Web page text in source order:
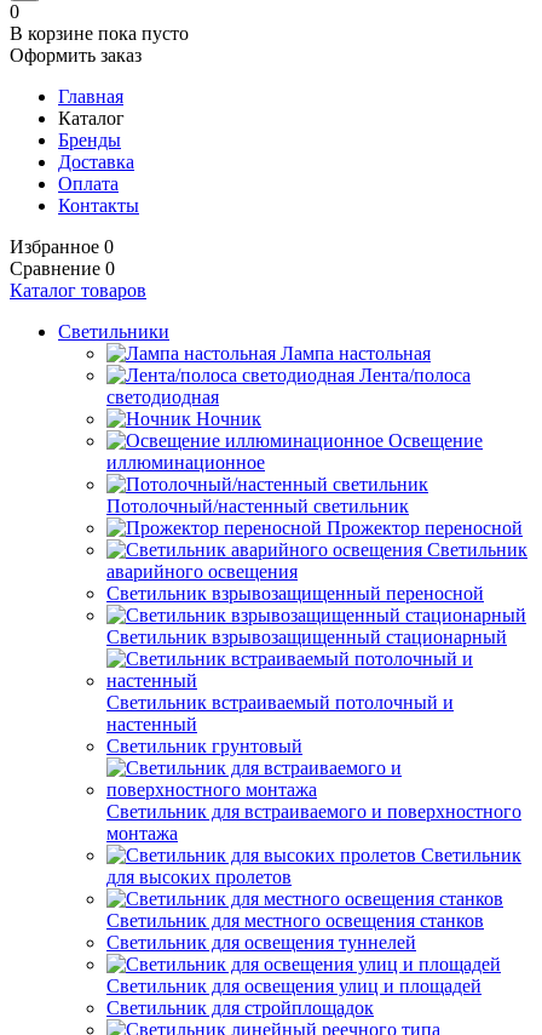
0
В корзине пока пусто
Оформить заказ
Главная
Каталог
Бренды
Доставка
Оплата
Контакты
Избранное 0
Сравнение 0
Каталог товаров
Светильники
Лампа настольная
Лента/полоса
светодиодная
Ночник
Освещение
иллюминационное
Потолочный/настенный светильник
Прожектор переносной
Светильник
аварийного освещения
Светильник взрывозащищенный переносной
Светильник взрывозащищенный стационарный
Светильник встраиваемый потолочный и
настенный
Светильник грунтовый
Светильник для встраиваемого и поверхностного
монтажа
Светильник
для высоких пролетов
Светильник для местного освещения станков
Светильник для освещения туннелей
Светильник для освещения улиц и площадей
Светильник для стройплощадок